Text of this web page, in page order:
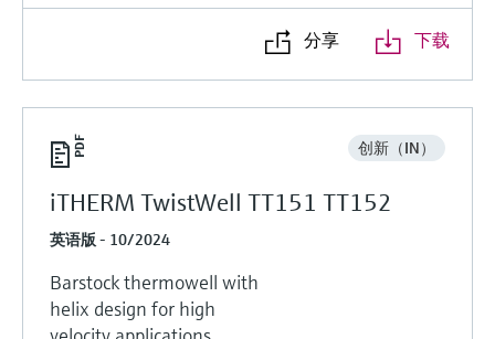
分享 下载
创新（IN）
iTHERM TwistWell TT151 TT152
英语版 - 10/2024
Barstock thermowell with
helix design for high